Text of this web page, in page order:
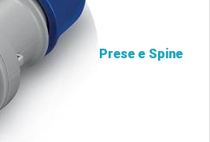
Prese e Spine